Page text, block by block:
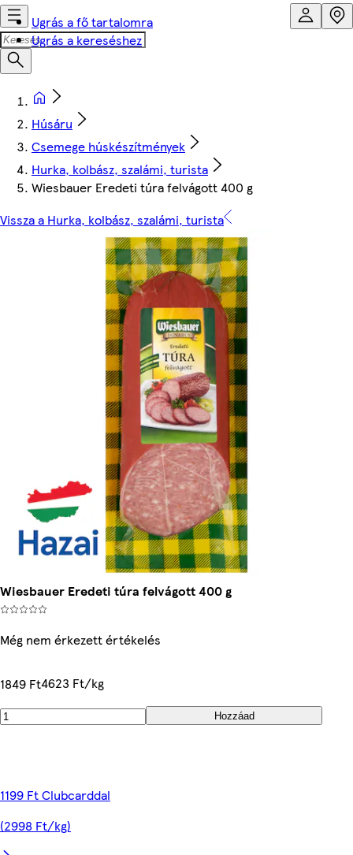
Ugrás a fő tartalomra
Ugrás a kereséshez
Húsáru
Csemege húskészítmények
Hurka, kolbász, szalámi, turista
Wiesbauer Eredeti túra felvágott 400 g
Vissza a Hurka, kolbász, szalámi, turista
Wiesbauer Eredeti túra felvágott 400 g
Még nem érkezett értékelés
1849 Ft4623 Ft/kg
Hozzáad
1199 Ft Clubcarddal
(2998 Ft/kg)